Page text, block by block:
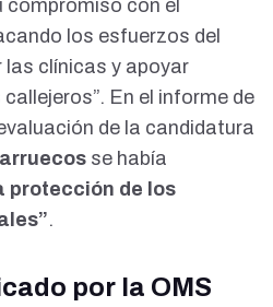
con el
los esfuerzos del
las clínicas y apoyar
En el informe de
de la candidatura
se había
protección de los
.
por la OMS